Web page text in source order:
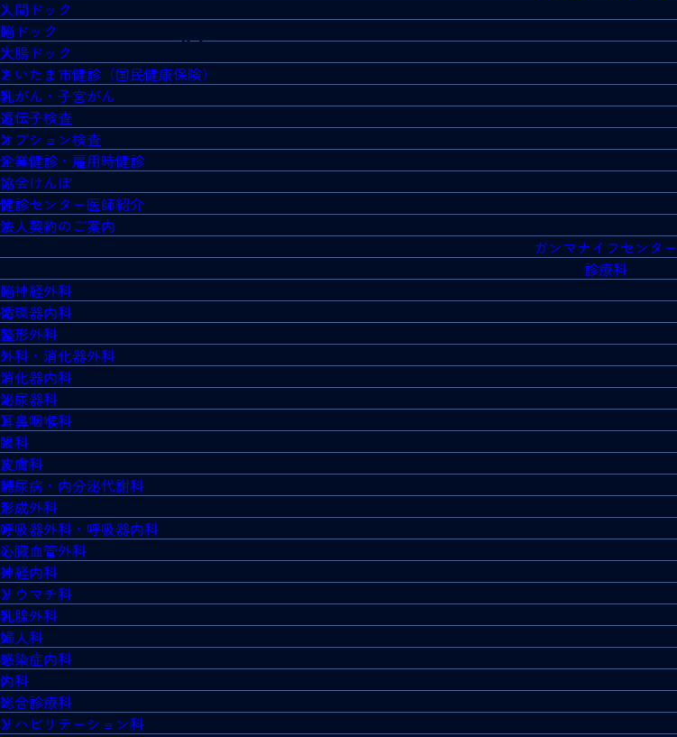
人間ドック
脳ドック
大腸ドック
さいたま市健診（国民健康保険）
乳がん・子宮がん
遺伝子検査
オプション検査
企業健診・雇用時健診
協会けんぽ
健診センター医師紹介
法人契約のご案内
ガンマナイフセンター
診療科
脳神経外科
循環器内科
整形外科
外科・消化器外科
消化器内科
泌尿器科
耳鼻咽喉科
眼科
皮膚科
糖尿病・内分泌代謝科
形成外科
呼吸器外科・呼吸器内科
心臓血管外科
神経内科
リウマチ科
乳腺外科
婦人科
感染症内科
内科
総合診療科
リハビリテーション科